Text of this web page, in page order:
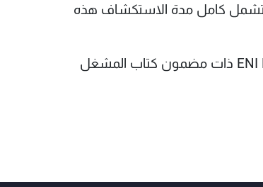
تشمل كامل مدة الاستكشاف هذه
وقد تضمّن الكتاب المرسل من صاحب الحق غير المشغل شركة ENI Lebanon SAL ذات مضمون كتاب المشغل